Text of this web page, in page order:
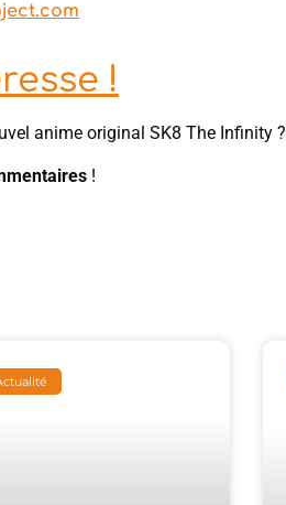
!
anime original SK8 The Infinity ?
!